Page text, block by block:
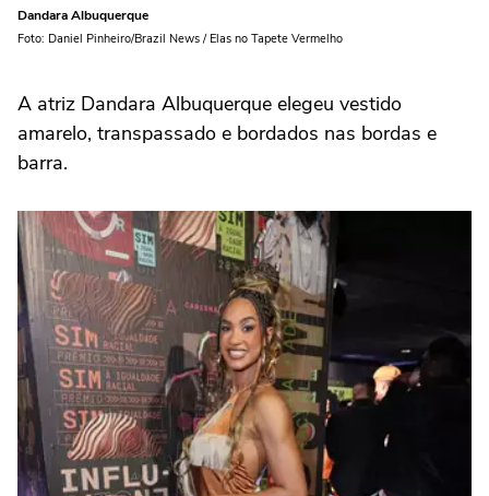
Dandara Albuquerque
Foto: Daniel Pinheiro/Brazil News / Elas no Tapete Vermelho
A atriz Dandara Albuquerque elegeu vestido
amarelo, transpassado e bordados nas bordas e
barra.